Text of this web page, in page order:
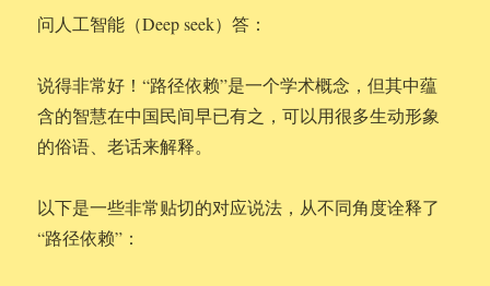
问人工智能（Deep seek）答：
说得非常好！“路径依赖”是一个学术概念，但其中蕴
含的智慧在中国民间早已有之，可以用很多生动形象
的俗语、老话来解释。
以下是一些非常贴切的对应说法，从不同角度诠释了
“路径依赖”：